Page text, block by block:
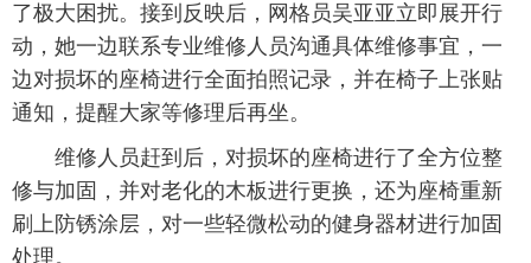
了极大困扰。接到反映后，网格员吴亚亚立即展开行
动，她一边联系专业维修人员沟通具体维修事宜，一
边对损坏的座椅进行全面拍照记录，并在椅子上张贴
通知，提醒大家等修理后再坐。
维修人员赶到后，对损坏的座椅进行了全方位整
修与加固，并对老化的木板进行更换，还为座椅重新
刷上防锈涂层，对一些轻微松动的健身器材进行加固
处理。